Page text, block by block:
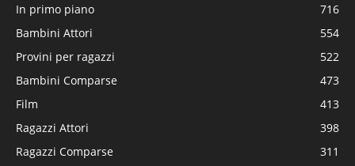
In primo piano
716
Bambini Attori
554
Provini per ragazzi
522
Bambini Comparse
473
Film
413
Ragazzi Attori
398
Ragazzi Comparse
311